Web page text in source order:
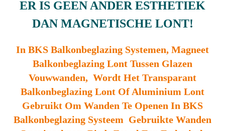
ER IS GEEN ANDER ESTHETIEK
DAN MAGNETISCHE LONT!
In BKS Balkonbeglazing Systemen, Magneet
Balkonbeglazing Lont Tussen Glazen
Vouwwanden, Wordt Het Transparant
Balkonbeglazing Lont Of Aluminium Lont
Gebruikt Om Wanden Te Openen In BKS
Balkonbeglazing Systeem Gebruikte Wanden